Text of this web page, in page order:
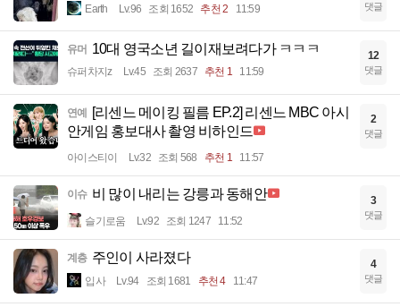
Earth Lv.96 조회 1652 추천 2 11:59 댓글
유머 10대 영국소년 길이재보려다가 ㅋㅋㅋ
슈퍼차지z Lv.45 조회 2637 추천 1 11:59
12
댓글
연예
[리센느 메이킹 필름 EP.2] 리센느 MBC 아시
안게임 홍보대사 촬영 비하인드
아이스티이 Lv.32 조회 568 추천 1 11:57
2
댓글
이슈 비 많이 내리는 강릉과 동해안
슬기로움 Lv.92 조회 1247 11:52
3
댓글
계층 주인이 사라졌다
입사 Lv.94 조회 1681 추천 4 11:47
4
댓글